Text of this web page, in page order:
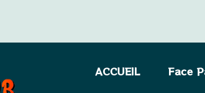
ACCUEIL Face